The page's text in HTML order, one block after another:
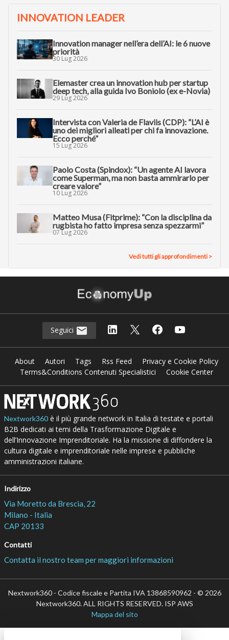
INNOVATION LEADER
Innovation manager nell’era dell’AI: le 6 nuove
priorità
30 Lug 2026
Elemaster crea un innovation hub per startup
deep tech, alla guida Ivo Boniolo (ex e-Novia)
29 Lug 2026
Intervista con Valeria de Flaviis (CDP): “L’AI è
uno dei migliori alleati per chi fa innovazione.
Ecco perché”
15 Lug 2026
Paolo Costa (Spindox): “Un agente AI lavora
come Superman, ma non basta ammirarlo per
creare valore”
10 Lug 2026
Matteo Musa (Fitprime): “Con la disciplina da
rugbista ho fatto impresa senza spezzarmi”
07 Lug 2026
Vedi tutti gli approfondimenti >
Seguici
About Autori Tags Rss Feed
Privacy e Cookie Policy
Terms&Conditions Contenuti Specialistici
Cookie Center
Nextwork360è il più grande network in Italia di testate e portali
B2B dedicati ai temi della Trasformazione Digitale e
dell’Innovazione Imprenditoriale. Ha la missione di diffondere la
cultura digitale e imprenditoriale nelle imprese e pubbliche
amministrazioni italiane.
Indirizzo
Via Moretto da Brescia, 22
Milano - Italia
CAP 20133
Contatti
Contatta il nostro team per maggiori informazioni
Nextwork360 - Codice fiscale e Partita IVA 13868590962 - © 2026
Nextwork360. ALL RIGHTS RESERVED. ISP AWS
Mappa del sito